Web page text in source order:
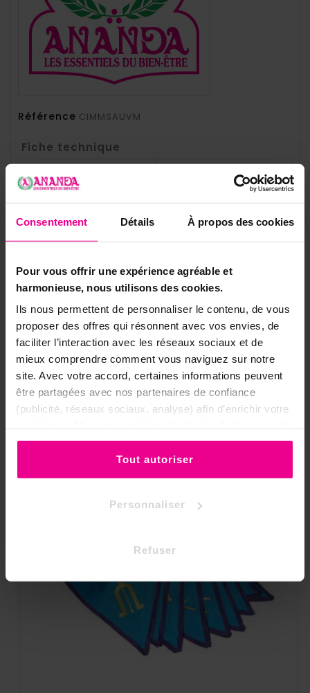
Consentement Détails À propos des cookies
Pour vous offrir une expérience agréable et
harmonieuse, nous utilisons des cookies.
Ils nous permettent de personnaliser le contenu, de vous
proposer des offres qui résonnent avec vos envies, de
faciliter l’interaction avec les réseaux sociaux et de
mieux comprendre comment vous naviguez sur notre
site. Avec votre accord, certaines informations peuvent
être partagées avec nos partenaires de confiance
(publicité, réseaux sociaux, analyse) afin d’enrichir votre
ou de les refuser.
Tout autoriser
Personnaliser
Refuser
Référence CIMMSAUVM
Fiche technique
Sautoirs
Rite Maçonnique Memphis Misraim
Grade Maçonnique Vénérable Maitre
8 autres produits dans la même
catégorie: